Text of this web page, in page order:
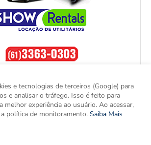
e tecnologias de terceiros (Google) para
e analisar o tráfego. Isso é feito para
melhor experiência ao usuário. Ao acessar,
política de monitoramento. Saiba Mais